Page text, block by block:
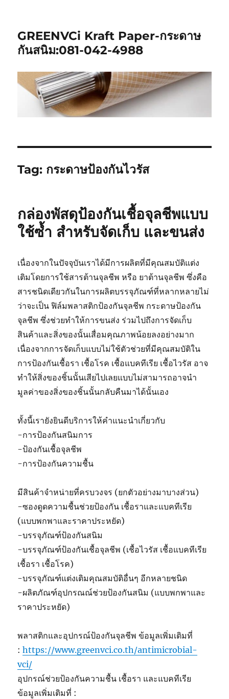
GREENVCi Kraft Paper-กระดาษ
กันสนิม:081-042-4988
Tag: กระดาษป้องกันไวรัส
กล่องพัสดุป้องกันเชื้อจุลชีพแบบ
ใช้ซ้ำ สำหรับจัดเก็บ และขนส่ง
เนื่องจากในปัจจุบันเราได้มีการผลิตที่มีคุณสมบัติแต่ง
เติมโดยการใช้สารต้านจุลชีพ หรือ ยาต้านจุลชีพ ซึ่งคือ
สารชนิดเดียวกันในการผลิตบรรจุภัณฑ์ที่หลากหลายไม่
ว่าจะเป็น ฟิล์มพลาสติกป้องกันจุลชีพ กระดาษป้องกัน
จุลชีพ ซึ่งช่วยทำให้การขนส่ง ร่วมไปถึงการจัดเก็บ
สินค้าและสิ่งของนั้นเสื่อมคุณภาพน้อยลงอย่างมาก
เนื่องจากการจัดเก็บแบบไม่ใช้ตัวช่วยที่มีคุณสมบัติใน
การป้องกันเชื้อรา เชื้อโรค เชื้อแบคทีเรีย เชื้อไวรัส อาจ
ทำให้สิ่งของชิ้นนั้นเสียไปเลยแบบไม่สามารถอาจนำ
มูลค่าของสิ่งของชิ้นนั้นกลับคืนมาได้นั้นเอง
ทั้งนี้เรายังยินดีบริการให้คำแนะนำเกี่ยวกับ
-การป้องกันสนิมการ
-ป้องกันเชื้อจุลชีพ
-การป้องกันความชื้น
มีสินค้าจำหน่ายที่ครบวงจร (ยกตัวอย่างมาบางส่วน)
-ซองดูดความชื้นช่วยป้องกัน เชื้อราและแบคทีเรีย
(แบบพกพาและราคาประหยัด)
-บรรจุภัณฑ์ป้องกันสนิม
-บรรจุภัณฑ์ป้องกันเชื้อจุลชีพ (เชื้อไวรัส เชื้อแบคทีเรีย
เชื้อรา เชื้อโรค)
-บรรจุภัณฑ์แต่งเติมคุณสมบัติอื่นๆ อีกหลายชนิด
-ผลิตภัณฑ์อุปกรณณ์ช่วยป้องกันสนิม (แบบพกพาและ
ราคาประหยัด)
พลาสติกและอุปกรณ์ป้องกันจุลชีพ ข้อมูลเพิ่มเติมที่
:https://www.greenvci.co.th/antimicrobial-
vci/
อุปกรณ์ช่วยป้องกันความชื้น เชื้อรา และแบคทีเรีย
ข้อมูลเพิ่มเติมที่ :